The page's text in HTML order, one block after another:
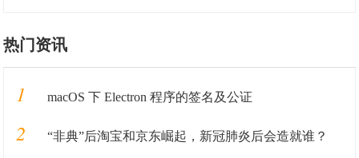
热门资讯
1 macOS 下 Electron 程序的签名及公证
2 “非典”后淘宝和京东崛起，新冠肺炎后会造就谁？